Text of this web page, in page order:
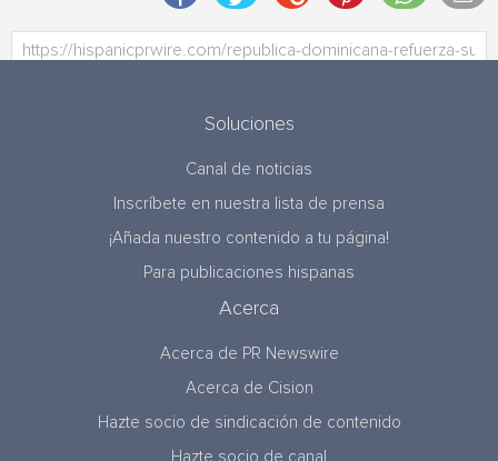
Soluciones
Canal de noticias
Inscríbete en nuestra lista de prensa
¡Añada nuestro contenido a tu página!
Para publicaciones hispanas
Acerca
Acerca de PR Newswire
Acerca de Cision
Hazte socio de sindicación de contenido
Hazte socio de canal